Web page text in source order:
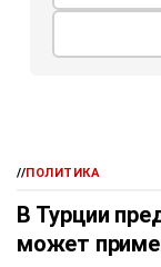
//ПОЛИТИКА
В Турции
может